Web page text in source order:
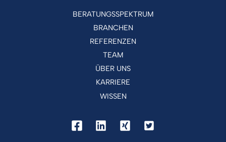
BERATUNGSSPEKTRUM
BRANCHEN
REFERENZEN
TEAM
ÜBER UNS
KARRIERE
WISSEN